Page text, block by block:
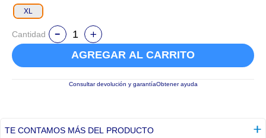
XL
Cantidad
AGREGAR AL CARRITO
Consultar devolución y garantíaObtener ayuda
TE CONTAMOS MÁS DEL PRODUCTO